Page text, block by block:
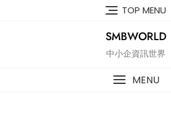
TOP MENU
SMBWORLD
中小企資訊世界
MENU